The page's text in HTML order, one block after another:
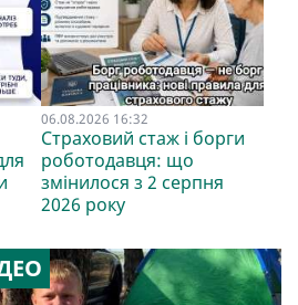
06.08.2026 16:32
Страховий стаж і борги
роботодавця: що
змінилося з 2 серпня
2026 року